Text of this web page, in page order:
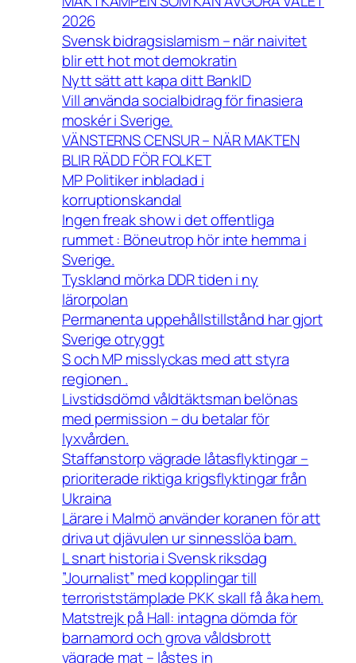
2026
Svensk bidragsislamism – när naivitet
blir ett hot mot demokratin
Nytt sätt att kapa ditt BankID
Vill använda socialbidrag för finasiera
moskér i Sverige.
VÄNSTERNS CENSUR – NÄR MAKTEN
BLIR RÄDD FÖR FOLKET
MP Politiker inbladad i
korruptionskandal
Ingen freak show i det offentliga
rummet : Böneutrop hör inte hemma i
Sverige.
Tyskland mörka DDR tiden i ny
lärorpolan
Permanenta uppehållstillstånd har gjort
Sverige otryggt
S och MP misslyckas med att styra
regionen .
Livstidsdömd våldtäktsman belönas
med permission – du betalar för
lyxvården.
Staffanstorp vägrade låtasflyktingar –
prioriterade riktiga krigsflyktingar från
Ukraina
Lärare i Malmö använder koranen för att
driva ut djävulen ur sinnesslöa barn.
L snart historia i Svensk riksdag
”Journalist” med kopplingar till
terroriststämplade PKK skall få åka hem.
Matstrejk på Hall: intagna dömda för
barnamord och grova våldsbrott
vägrade mat – låstes in